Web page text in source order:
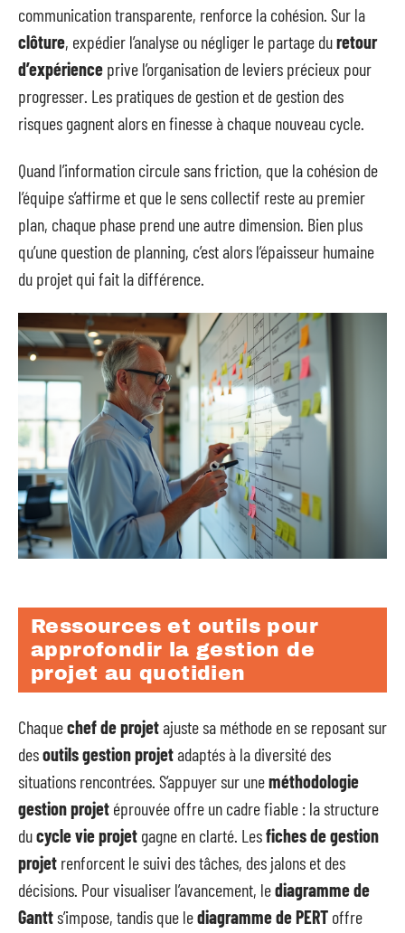
communication transparente, renforce la cohésion. Sur la
clôture, expédier l’analyse ou négliger le partage duretour
d’expérience prive l’organisation de leviers précieux pour
progresser. Les pratiques de gestion et de gestion des
risques gagnent alors en finesse à chaque nouveau cycle.
Quand l’information circule sans friction, que la cohésion de
l’équipe s’affirme et que le sens collectif reste au premier
plan, chaque phase prend une autre dimension. Bien plus
qu’une question de planning, c’est alors l’épaisseur humaine
du projet qui fait la différence.
Ressources et outils pour
approfondir la gestion de
projet au quotidien
Chaquechef de projetajuste sa méthode en se reposant sur
desoutils gestion projetadaptés à la diversité des
situations rencontrées. S’appuyer sur uneméthodologie
gestion projet éprouvée offre un cadre fiable : la structure
ducycle vie projet gagne en clarté. Lesfiches de gestion
projet renforcent le suivi des tâches, des jalons et des
décisions. Pour visualiser l’avancement, lediagramme de
Gantts’impose, tandis que lediagramme de PERT offre